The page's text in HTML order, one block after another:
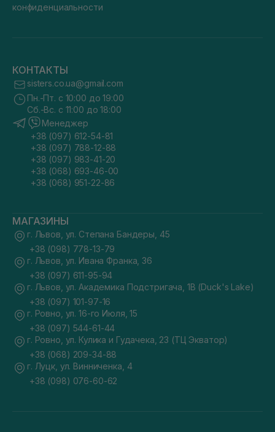
конфиденциальности
КОНТАКТЫ
sisters.co.ua@gmail.com
Пн.-Пт. с 10:00 до 19:00
Сб.-Вс. с 11:00 до 18:00
Менеджер
+38 (097) 612-54-81
+38 (097) 788-12-88
+38 (097) 983-41-20
+38 (068) 693-46-00
+38 (068) 951-22-86
МАГАЗИНЫ
г. Львов, ул. Степана Бандеры, 45
+38 (098) 778-13-79
г. Львов, ул. Ивана Франка, 36
+38 (097) 611-95-94
г. Львов, ул. Академика Подстригача, 1В (Duck's Lake)
+38 (097) 101-97-16
г. Ровно, ул. 16-го Июля, 15
+38 (097) 544-61-44
г. Ровно, ул. Кулика и Гудачека, 23 (ТЦ Экватор)
+38 (068) 209-34-88
г. Луцк, ул. Винниченка, 4
+38 (098) 076-60-62